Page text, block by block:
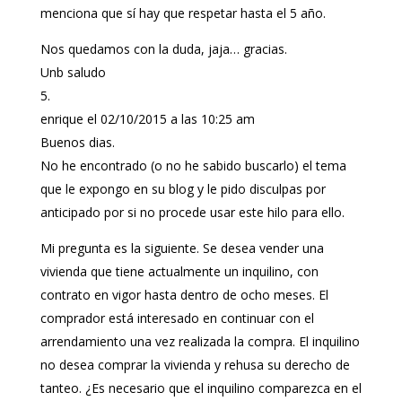
menciona que sí hay que respetar hasta el 5 año.
Nos quedamos con la duda, jaja… gracias.
Unb saludo
enrique el 02/10/2015 a las 10:25 am
Buenos dias.
No he encontrado (o no he sabido buscarlo) el tema
que le expongo en su blog y le pido disculpas por
anticipado por si no procede usar este hilo para ello.
Mi pregunta es la siguiente. Se desea vender una
vivienda que tiene actualmente un inquilino, con
contrato en vigor hasta dentro de ocho meses. El
comprador está interesado en continuar con el
arrendamiento una vez realizada la compra. El inquilino
no desea comprar la vivienda y rehusa su derecho de
tanteo. ¿Es necesario que el inquilino comparezca en el